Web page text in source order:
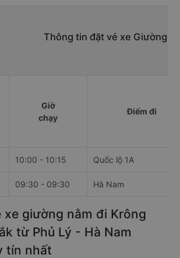
Thông tin đặt vé xe Giường
Giờ
chạy
Điểm đi
10:00 - 10:15 Quốc lộ 1A
09:30 - 09:30 Hà Nam
xe giường nằm đi Krông
từ Phủ Lý - Hà Nam
tín nhất